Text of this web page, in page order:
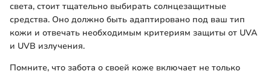
света, стоит тщательно выбирать солнцезащитные
средства. Оно должно быть адаптировано под ваш тип
кожи и отвечать необходимым критериям защиты от UVA
и UVB излучения.
Помните, что забота о своей коже включает не только